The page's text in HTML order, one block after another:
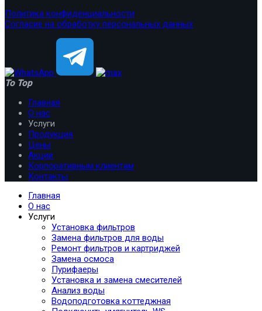
Политика конфиденциальности
Согласие на обработку персональных данных
To Top
Главная
О нас
Услуги
Продукция
Цены
Акции
Корпоративным клиентам
Контакты
Главная
О нас
Услуги
Установка фильтров
Замена фильтров для воды
Ремонт фильтров и картриджей
Замена осмоса
Пурифаеры
Установка и замена смесителей
Анализ воды
Водоподготовка коттеджная